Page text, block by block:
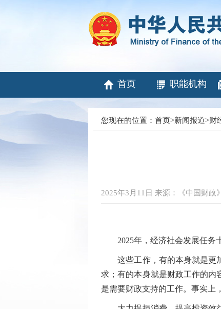
首页 职能机构
您现在的位置： 首页>新闻报道>财
2025年3月11日 来源：《中国财政》
2025年，经济社会发展任务十
这些工作，有的本身就是更加
求；有的本身就是财政工作的内
是需要财政支持的工作。事实上